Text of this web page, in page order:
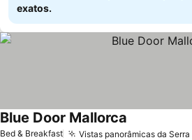
exatos.
Bed & Breakfast Vistas panorâmicas da
Blue Door Mallorca